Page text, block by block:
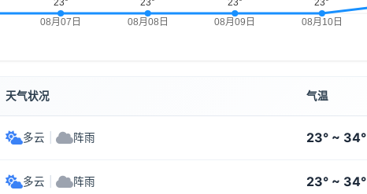
天气状况 气温
多云 阵雨 23° ~ 34°
多云 阵雨 23° ~ 34°